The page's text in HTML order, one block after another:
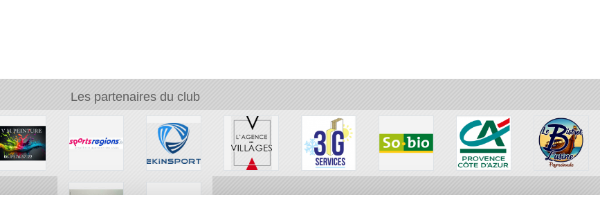
Les partenaires du club